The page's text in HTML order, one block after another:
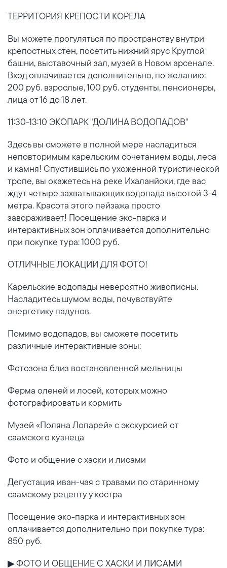
ТЕРРИТОРИЯ КРЕПОСТИ КОРЕЛА
Вы можете прогуляться по пространству внутри
крепостных стен, посетить нижний ярус Круглой
башни, выставочный зал, музей в Новом арсенале.
Вход оплачивается дополнительно, по желанию:
200 руб. взрослые, 100 руб. студенты, пенсионеры,
лица от 16 до 18 лет.
11:30-13:10 ЭКОПАРК "ДОЛИНА ВОДОПАДОВ"
Здесь вы сможете в полной мере насладиться
неповторимым карельским сочетанием воды, леса
и камня! Спустившись по ухоженной туристической
тропе, вы окажетесь на реке Ихаланйоки, где вас
ждут четыре захватывающих водопада высотой 3-4
метра. Красота этого пейзажа просто
завораживает! Посещение эко-парка и
интерактивных зон оплачивается дополнительно
при покупке тура: 1000 руб.
ОТЛИЧНЫЕ ЛОКАЦИИ ДЛЯ ФОТО!
Карельские водопады невероятно живописны.
Насладитесь шумом воды, почувствуйте
энергетику падунов.
Помимо водопадов, вы сможете посетить
различные интерактивные зоны:
Фотозона близ востановленной мельницы
Ферма оленей и лосей, которых можно
фотографировать и кормить
Музей «Поляна Лопарей» с экскурсией от
саамского кузнеца
Фото и общение с хаски и лисами
Дегустация иван-чая с травами по старинному
саамскому рецепту у костра
Посещение эко-парка и интерактивных зон
оплачивается дополнительно при покупке тура:
850 руб.
▶ ФОТО И ОБЩЕНИЕ С ХАСКИ И ЛИСАМИ